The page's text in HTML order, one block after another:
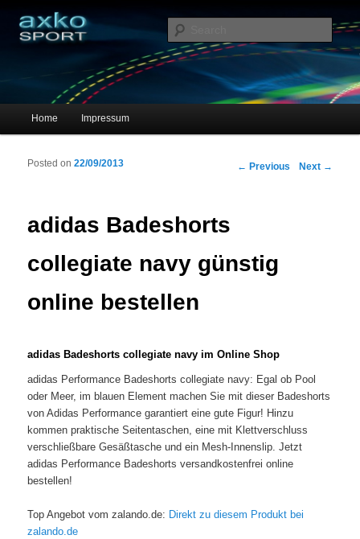
axko-sport – Sportschuhe online
Main menu
Skip to primary content
Skip to secondary content
Home Impressum
Post navigation
← Previous Next →
adidas Badeshorts
collegiate navy günstig
online bestellen
Posted on22/09/2013
adidas Badeshorts collegiate navy im Online Shop
adidas Performance Badeshorts collegiate navy: Egal ob Pool
oder Meer, im blauen Element machen Sie mit dieser Badeshorts
von Adidas Performance garantiert eine gute Figur! Hinzu
kommen praktische Seitentaschen, eine mit Klettverschluss
verschließbare Gesäßtasche und ein Mesh-Innenslip. Jetzt
adidas Performance Badeshorts versandkostenfrei online
bestellen!
Top Angebot vom zalando.de: Direkt zu diesem Produkt bei
zalando.de